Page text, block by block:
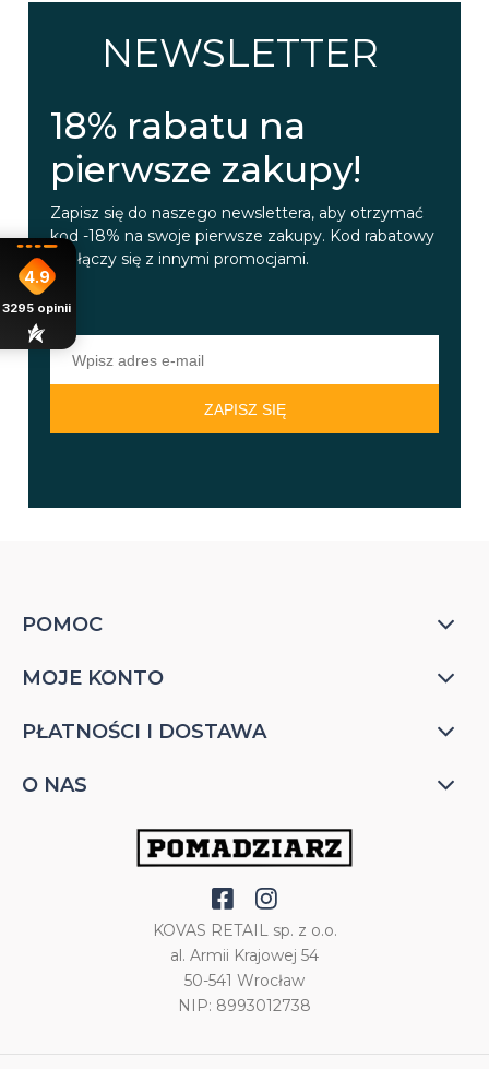
NEWSLETTER
18% rabatu na
pierwsze zakupy!
Zapisz się do naszego newslettera, aby otrzymać
kod -18% na swoje pierwsze zakupy. Kod rabatowy
nie łączy się z innymi promocjami.
ZAPISZ SIĘ
POMOC
MOJE KONTO
PŁATNOŚCI I DOSTAWA
O NAS
KOVAS RETAIL sp. z o.o.
al. Armii Krajowej 54
50-541 Wrocław
NIP: 8993012738
4.9
3295 opinii